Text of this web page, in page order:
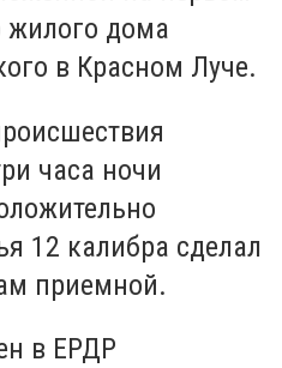
жилого дома
в Красном Луче.
часа ночи
12 калибра сделал
приемной.
в ЕРДР